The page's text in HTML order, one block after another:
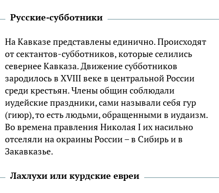
Русские-субботники
На Кавказе представлены единично. Происходят
от сектантов-субботников, которые селились
севернее Кавказа. Движение субботников
зародилось в XVIII веке в центральной России
среди крестьян. Члены общин соблюдали
иудейские праздники, сами называли себя гур
(гиюр), то есть людьми, обращенными в иудаизм.
Во времена правления Николая I их насильно
отселяли на окраины России – в Сибирь и в
Закавказье.
Лахлухи или курдские евреи